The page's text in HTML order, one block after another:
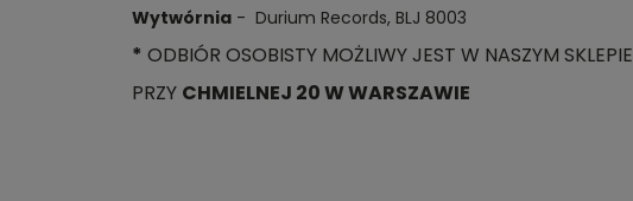
Wytwórnia- Durium Records, BLJ 8003
* ODBIÓR OSOBISTY MOŻLIWY JEST W NASZYM SKLEPIE
PRZY CHMIELNEJ 20 W WARSZAWIE